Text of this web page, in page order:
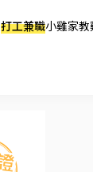
打工兼職小雞家教